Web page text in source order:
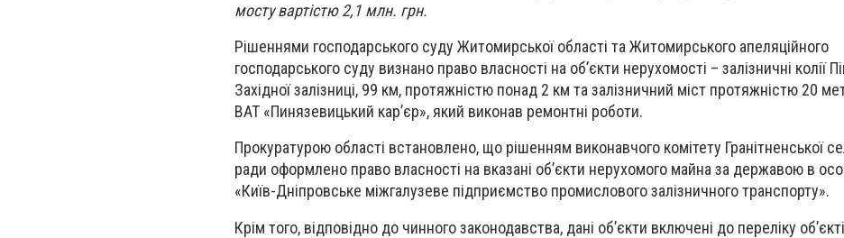
мосту вартістю 2,1 млн. грн.
Рішеннями господарського суду Житомирської області та Житомирського апеляційного
господарського суду визнано право власності на об’єкти нерухомості – залізничні колії
Західної залізниці, 99 км, протяжністю понад 2 км та залізничний міст протяжністю 20
ВАТ «Пинязевицький кар’єр», який виконав ремонтні роботи.
Прокуратурою області встановлено, що рішенням виконавчого комітету Гранітненської
ради оформлено право власності на вказані об’єкти нерухомого майна за державою в
«Київ-Дніпровське міжгалузеве підприємство промислового залізничного транспорту».
Крім того, відповідно до чинного законодавства, дані об’єкти включені до переліку